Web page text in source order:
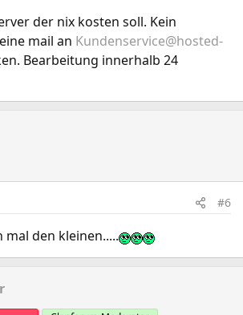
der nix kosten soll. Kein
mail an Kundenservice@hosted-
Bearbeitung innerhalb 24
#6
mal den kleinen.....